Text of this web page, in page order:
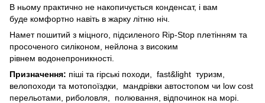
В ньому практично не накопичується конденсат, і вам
буде комфортно навіть в жарку літню ніч.
Намет пошитий з міцного, підсиленого Rip-Stop плетінням та
просоченого силіконом, нейлона з високим
рівнем водонепроникності.
Призначення: піші та гірські походи, fast&light туризм,
велопоходи та мотопоїздки, мандрівки автостопом чи low cost
перельотами, риболовля, полювання, відпочинок на морі.